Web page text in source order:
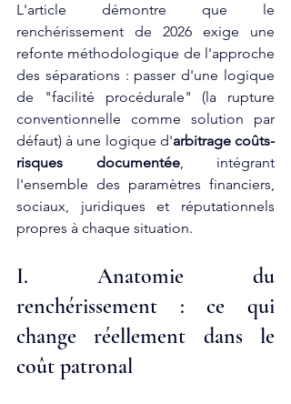
L'article démontre que le
renchérissement de 2026 exige une
refonte méthodologique de l'approche
des séparations : passer d'une logique
de "facilité procédurale" (la rupture
conventionnelle comme solution par
défaut) à une logique d'arbitrage coûts-
risques documentée, intégrant
l'ensemble des paramètres financiers,
sociaux, juridiques et réputationnels
propres à chaque situation.
I. Anatomie du
renchérissement : ce qui
change réellement dans le
coût patronal